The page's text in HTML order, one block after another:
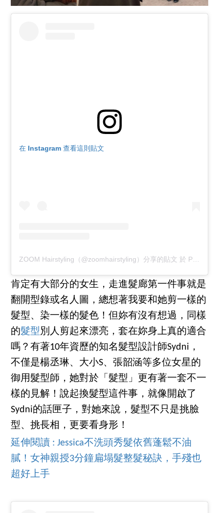
在 Instagram 查看這則貼文
ZOOM Hairstyling（@zoomhairstyling）分享的貼文 於 PDT 2019 年 3月 月 31 日 下午 10:36
肯定有大部分的女生，走進髮廊第一件事就是
翻開型錄或名人圖，總想著我要和她剪一樣的
髮型、染一樣的髮色！但妳有沒有想過，同樣
的髮型 別人剪起來漂亮，套在妳身上真的適合
嗎？有著10年資歷的知名髮型設計師Sydni，
不僅是楊丞琳、大小S、張韶涵等多位女星的
御用髮型師，她對於「髮型」更有著一套不一
樣的見解！說起換髮型這件事，就像開啟了
Sydni的話匣子，對她來說，髮型不只是挑臉
型、挑長相，更要看身形！
延伸閱讀 : Jessica不洗頭秀髮依舊蓬鬆不油
膩！女神親授3分鐘扁塌髮整髮秘訣，手殘也
超好上手